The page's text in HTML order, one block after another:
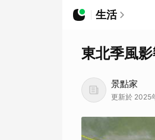
生活
東北季風
景點家
更新於 2025